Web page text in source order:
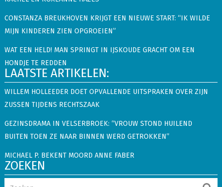
CONSTANZA BREUKHOVEN KRIJGT EEN NIEUWE START: “IK WILDE
MIJN KINDEREN ZIEN OPGROEIEN”
WAT EEN HELD! MAN SPRINGT IN IJSKOUDE GRACHT OM EEN
HONDJE TE REDDEN
LAATSTE ARTIKELEN:
WILLEM HOLLEEDER DOET OPVALLENDE UITSPRAKEN OVER ZIJN
ZUSSEN TIJDENS RECHTSZAAK
GEZINSDRAMA IN VELSERBROEK: “VROUW STOND HUILEND
BUITEN TOEN ZE NAAR BINNEN WERD GETROKKEN”
MICHAEL P. BEKENT MOORD ANNE FABER
ZOEKEN